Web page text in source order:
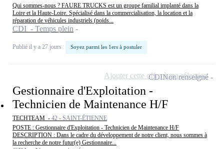
Qui sommes-nous ? FAURE TRUCKS est un groupe familial implanté dans la
Loire et la Haute-Loire. Spécialisé dans la commercialisation, la location et la
réparation de véhicules industriels (poids...
CDI - Temps plein
Publié il y a 27 jours Soyez parmi les 1ers à postuler
Gestionnaire d'Exploitation -
Technicien de Maintenance H/F
TECHTEAM - 42 - SAINT-ÉTIENNE
POSTE : Gestionnaire d'Exploitation - Technicien de Maintenance H/F
DESCRIPTION : Dans le cadre du développement de notre client, nous sommes à
la recherche de notre futur(e) Gestionnaire...
CDINon renseigné
Ajouter cette offre à ma sélection